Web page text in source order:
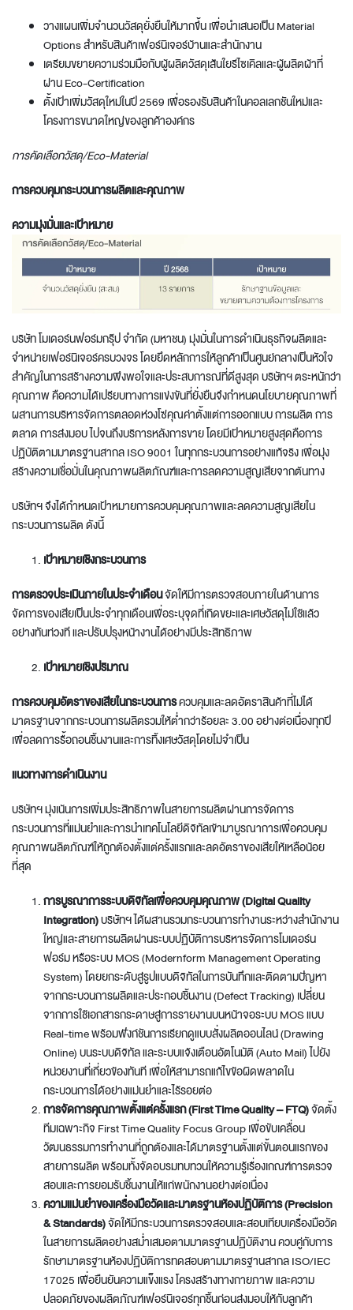
วางแผนเพิ่มจำนวนวัสดุยั่งยืนให้มากขึ้น เพื่อนำเสนอเป็น Material
Options สำหรับสินค้าเฟอร์นิเจอร์บ้านและสำนักงาน
เตรียมขยายความร่วมมือกับผู้ผลิตวัสดุเส้นใยรีไซเคิลและผู้ผลิตผ้าที่
ผ่าน Eco-Certification
ตั้งเป้าเพิ่มวัสดุใหม่ในปี 2569 เพื่อรองรับสินค้าในคอลเลกชันใหม่และ
โครงการขนาดใหญ่ของลูกค้าองค์กร
การคัดเลือกวัสดุ/Eco-Material
การควบคุมกระบวนการผลิตและคุณภาพ
ความมุ่งมั่นและเป้าหมาย
บริษัท โมเดอร์นฟอร์มกรุ๊ป จำกัด (มหาชน) มุ่งมั่นในการดำเนินธุรกิจผลิตและ
จำหน่ายเฟอร์นิเจอร์ครบวงจร โดยยึดหลักการให้ลูกค้าเป็นศูนย์กลางเป็นหัวใจ
สำคัญในการสร้างความพึงพอใจและประสบการณ์ที่ดีสูงสุด บริษัทฯ ตระหนักว่า
คุณภาพ คือความได้เปรียบทางการแข่งขันที่ยั่งยืนจึงกำหนดนโยบายคุณภาพที่
ผสานการบริหารจัดการตลอดห่วงโซ่คุณค่าตั้งแต่การออกแบบ การผลิต การ
ตลาด การส่งมอบ ไปจนถึงบริการหลังการขาย โดยมีเป้าหมายสูงสุดคือการ
ปฏิบัติตามมาตรฐานสากล ISO 9001 ในทุกกระบวนการอย่างแท้จริง เพื่อมุ่ง
สร้างความเชื่อมั่นในคุณภาพผลิตภัณฑ์และการลดความสูญเสียจากต้นทาง
บริษัทฯ จึงได้กำหนดเป้าหมายการควบคุมคุณภาพและลดความสูญเสียใน
กระบวนการผลิต ดังนี้
เป้าหมายเชิงกระบวนการ
การตรวจประเมินภายในประจำเดือนจัดให้มีการตรวจสอบภายในด้านการ
จัดการของเสียเป็นประจำทุกเดือนเพื่อระบุจุดที่เกิดขยะและเศษวัสดุไม่ใช้แล้ว
อย่างทันท่วงที และปรับปรุงหน้างานได้อย่างมีประสิทธิภาพ
เป้าหมายเชิงปริมาณ
การควบคุมอัตราของเสียในกระบวนการควบคุมและลดอัตราสินค้าที่ไม่ได้
มาตรฐานจากกระบวนการผลิตรวมให้ต่ำกว่าร้อยละ 3.00 อย่างต่อเนื่องทุกปี
เพื่อลดการรื้อถอนชิ้นงานและการทิ้งเศษวัสดุโดยไม่จำเป็น
แนวทางการดำเนินงาน
บริษัทฯ มุ่งเน้นการเพิ่มประสิทธิภาพในสายการผลิตผ่านการจัดการ
กระบวนการที่แม่นยำและการนำเทคโนโลยีดิจิทัลเข้ามาบูรณาการเพื่อควบคุม
คุณภาพผลิตภัณฑ์ให้ถูกต้องตั้งแต่ครั้งแรกและลดอัตราของเสียให้เหลือน้อย
ที่สุด
การบูรณาการระบบดิจิทัลเพื่อควบคุมคุณภาพ (Digital Quality
Integration)บริษัทฯ ได้ผสานรวมกระบวนการทำงานระหว่างสำนักงาน
ใหญ่และสายการผลิตผ่านระบบปฏิบัติการบริหารจัดการโมเดอร์น
ฟอร์ม หรือระบบ MOS (Modernform Management Operating
System) โดยยกระดับสู่รูปแบบดิจิทัลในการบันทึกและติดตามปัญหา
จากกระบวนการผลิตและประกอบชิ้นงาน (Defect Tracking) เปลี่ยน
จากการใช้เอกสารกระดาษสู่การรายงานบนหน้าจอระบบ MOS แบบ
Real-time พร้อมฟังก์ชันการเรียกดูแบบสั่งผลิตออนไลน์ (Drawing
Online) บนระบบดิจิทัล และระบบแจ้งเตือนอัตโนมัติ (Auto Mail) ไปยัง
หน่วยงานที่เกี่ยวข้องทันที เพื่อให้สามารถแก้ไขข้อผิดพลาดใน
กระบวนการได้อย่างแม่นยำและไร้รอยต่อ
การจัดการคุณภาพตั้งแต่ครั้งแรก (First Time Quality – FTQ)จัดตั้ง
ทีมเฉพาะกิจ First Time Quality Focus Group เพื่อขับเคลื่อน
วัฒนธรรมการทำงานที่ถูกต้องและได้มาตรฐานตั้งแต่ขั้นตอนแรกของ
สายการผลิต พร้อมทั้งจัดอบรมทบทวนให้ความรู้เรื่องเกณฑ์การตรวจ
สอบและการยอมรับชิ้นงานให้แก่พนักงานอย่างต่อเนื่อง
ความแม่นยำของเครื่องมือวัดและมาตรฐานห้องปฏิบัติการ (Precision
& Standards)จัดให้มีกระบวนการตรวจสอบและสอบเทียบเครื่องมือวัด
ในสายการผลิตอย่างสม่ำเสมอตามมาตรฐานปฏิบัติงาน ควบคู่กับการ
รักษามาตรฐานห้องปฏิบัติการทดสอบตามมาตรฐานสากล ISO/IEC
17025 เพื่อยืนยันความแข็งแรง โครงสร้างทางกายภาพ และความ
ปลอดภัยของผลิตภัณฑ์เฟอร์นิเจอร์ทุกชิ้นก่อนส่งมอบให้กับลูกค้า